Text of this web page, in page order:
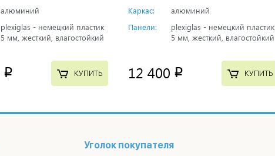
алюминий
plexiglas - немецкий пластик
5 мм, жесткий, влагостойкий
p КУПИТЬ
Каркас:
алюминий
Панели:
plexiglas - немецкий пластик
5 мм, жесткий, влагостойкий
12 400 p КУПИТЬ
Уголок покупателя